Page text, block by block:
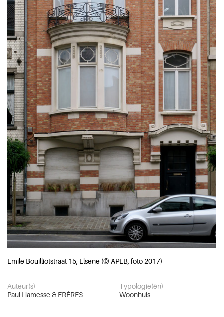
Emile Bouilliotstraat 15, Elsene (© APEB, foto 2017)
Auteur(s)
Paul Hamesse & FRÈRES
Typologie(ën)
Woonhuis